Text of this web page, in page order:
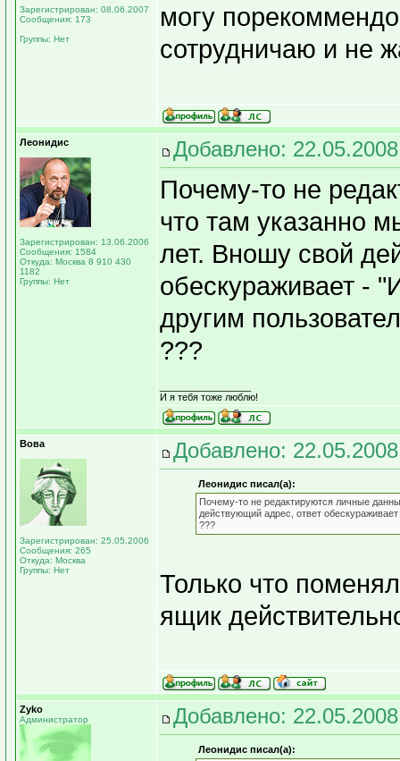
Зарегистрирован: 08.06.2007
Сообщения: 173
Группы: Нет
могу
сотрудничаю и не
Леонидис
Зарегистрирован: 13.06.2006
Сообщения: 1584
Откуда: Москва 8 910 430
1182
Группы: Нет
Добавлено:
Почему-то не
что там указанно
лет. Вношу свой
обескураживает -
другим
???
И я тебя тоже люблю!
Вова
Зарегистрирован: 25.05.2006
Сообщения: 265
Откуда: Москва
Группы: Нет
Добавлено:
Леонидис писал(а):
Почему-то не редактируются личные
действующий адрес, ответ
???
Только что
ящик
Zyko
Администратор Добавлено:
Леонидис писал(а):